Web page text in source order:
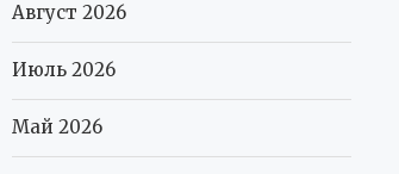
Август 2026
Июль 2026
Май 2026